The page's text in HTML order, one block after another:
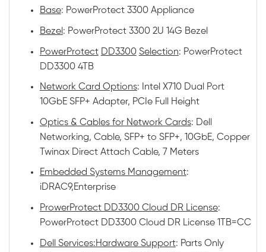
Base: PowerProtect 3300 Appliance
Bezel : PowerProtect 3300 2U 14G Bezel
PowerProtect DD3300 Selection: PowerProtect
DD3300 4TB
Network Card Options: Intel X710 Dual Port
10GbE SFP+ Adapter, PCIe Full Height
Optics & Cables for Network Cards: Dell
Networking, Cable, SFP+ to SFP+, 10GbE, Copper
Twinax Direct Attach Cable, 7 Meters
Embedded Systems Management:
iDRAC9,Enterprise
ProwerProtect DD3300 Cloud DR License:
PowerProtect DD3300 Cloud DR License 1TB=CC
Dell Services:Hardware Support: Parts Only